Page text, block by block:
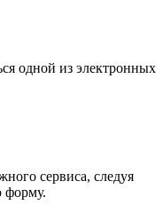
одной из электронных
сервиса, следуя
форму.